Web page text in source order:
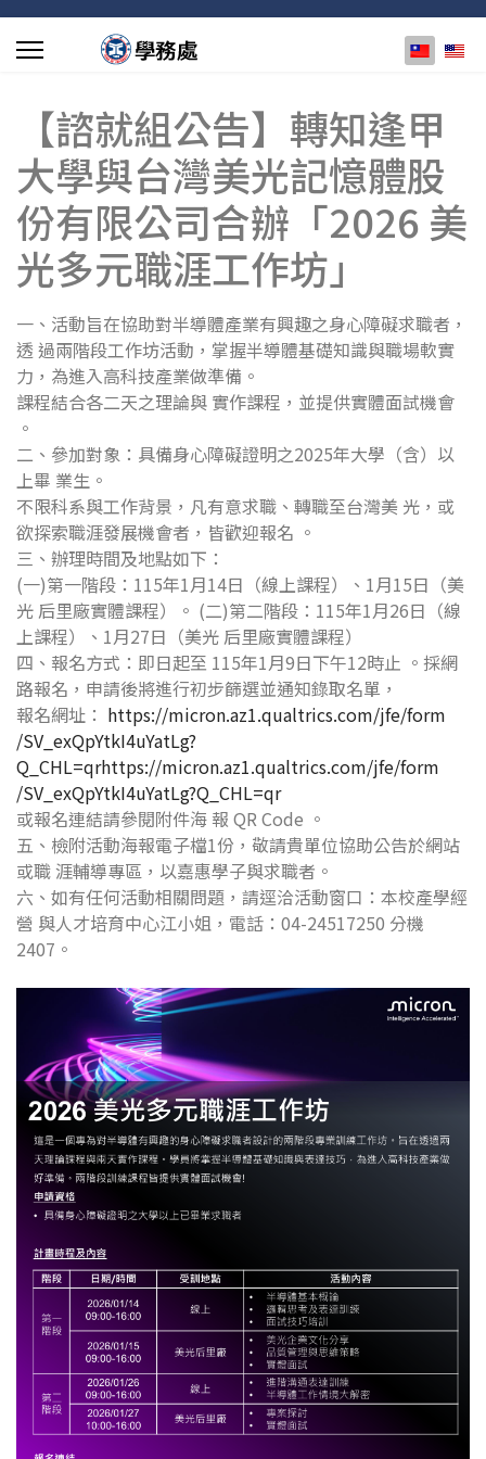
選擇你的
【諮就組公告】轉知逢甲
大學與台灣美光記憶體股
份有限公司合辦「2026 美
光多元職涯工作坊」
一、活動旨在協助對半導體產業有興趣之身心障礙求職者，
透 過兩階段工作坊活動，掌握半導體基礎知識與職場軟實
力，為進入高科技產業做準備。
課程結合各二天之理論與 實作課程，並提供實體面試機會
。
二、參加對象：具備身心障礙證明之2025年大學（含）以
上畢 業生。
不限科系與工作背景，凡有意求職、轉職至台灣美 光，或
欲探索職涯發展機會者，皆歡迎報名 。
三、辦理時間及地點如下：
(一)第一階段：115年1月14日（線上課程）、1月15日（美
光 后里廠實體課程）。 (二)第二階段：115年1月26日（線
上課程）、1月27日（美光 后里廠實體課程）
四、報名方式：即日起至 115年1月9日下午12時止 。採網
路報名，申請後將進行初步篩選並通知錄取名單，
報名網址： https://micron.az1.qualtrics.com/jfe/form
/SV_exQpYtkI4uYatLg?
Q_CHL=qrhttps://micron.az1.qualtrics.com/jfe/form
/SV_exQpYtkI4uYatLg?Q_CHL=qr
或報名連結請參閱附件海 報 QR Code 。
五、檢附活動海報電子檔1份，敬請貴單位協助公告於網站
或職 涯輔導專區，以嘉惠學子與求職者。
六、如有任何活動相關問題，請逕洽活動窗口：本校產學經
營 與人才培育中心江小姐，電話：04-24517250 分機
2407。